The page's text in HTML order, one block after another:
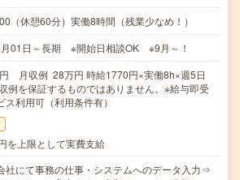
（休憩60分）実働8時間（残業少なめ！）
01日～長期 ※開始日相談OK ※9月～！
月収例 28万円 時給1770円×実働8h×週5日
例を保証するものではありません。※給与即受
ス利用可（利用条件有）
を上限として実費支給
社にて事務の仕事・システムへのデータ入力⇒